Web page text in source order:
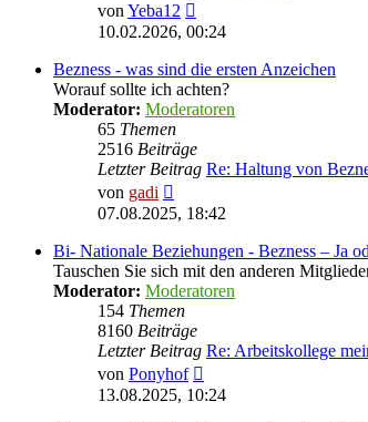
von Yeba12
Beitrag
10.02.2026, 00:24
Bezness - was sind die ersten Anzeichen
Worauf sollte ich achten?
Moderator: Moderatoren
65 Themen
2516 Beiträge
Letzter Beitrag Re: Haltung von
von gadi
Beitrag
07.08.2025, 18:42
Bi- Nationale Beziehungen - Bezness – Ja
Tauschen Sie sich mit den anderen
Moderator: Moderatoren
154 Themen
8160 Beiträge
Letzter Beitrag Re: Arbeitskollege
von Ponyhof
Beitrag
13.08.2025, 10:24